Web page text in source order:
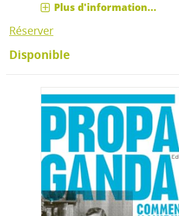
Plus d'information...
Réserver
Disponible